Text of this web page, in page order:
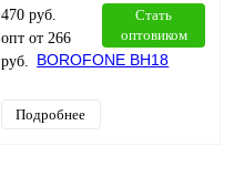
черно-красный
470 руб.
опт от 266
руб.
Стать
оптовиком
Подробнее